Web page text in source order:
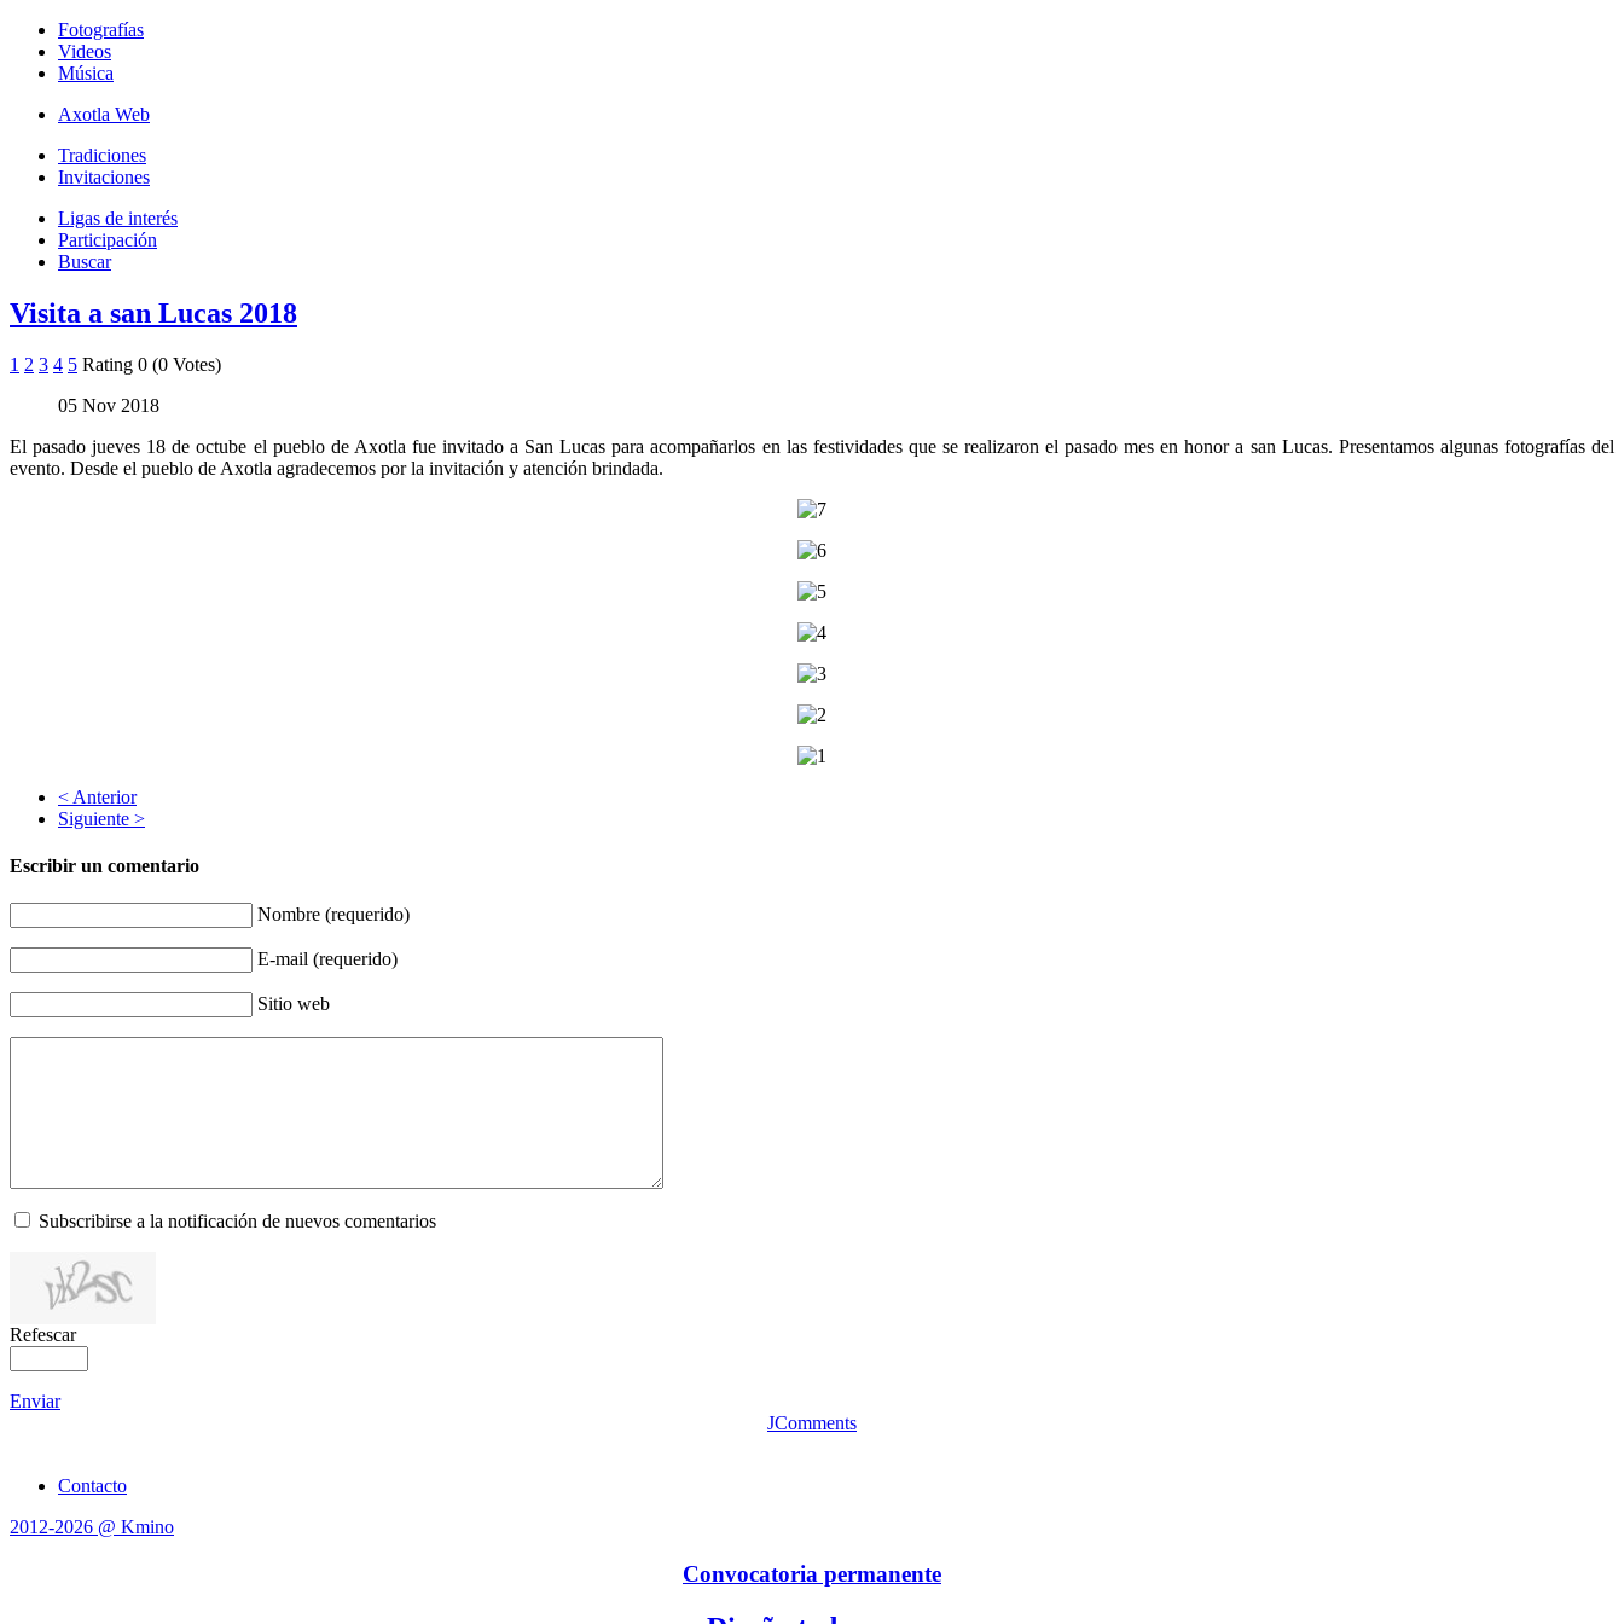
Fotografías
Videos
Música
Axotla Web
Tradiciones
Invitaciones
Ligas de interés
Participación
Buscar
Visita a san Lucas 2018
1 2 3 4 5 Rating 0 (0 Votes)
05 Nov 2018
El pasado jueves 18 de octube el pueblo de Axotla fue invitado a San Lucas para acompañarlos en las festividades que se realizaron el pasado mes en honor a san Lucas. Presentamos algunas fotografías del
evento. Desde el pueblo de Axotla agradecemos por la invitación y atención brindada.
< Anterior
Siguiente >
Escribir un comentario
Nombre (requerido)
E-mail (requerido)
Sitio web
Subscribirse a la notificación de nuevos comentarios
Refescar
Enviar
JComments
Contacto
2012-2026 @ Kmino
Convocatoria permanente